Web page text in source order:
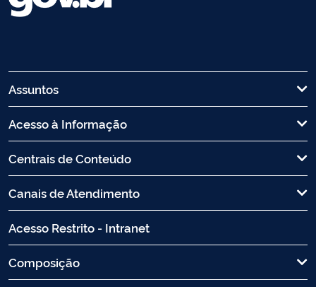
Assuntos
Acesso à Informação
Centrais de Conteúdo
Canais de Atendimento
Acesso Restrito - Intranet
Composição